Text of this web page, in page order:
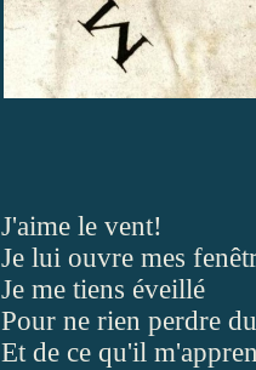
J'aime le vent!
Je lui ouvre mes
Je me tiens éveillé
Pour ne rien perdre
Et de ce qu'il